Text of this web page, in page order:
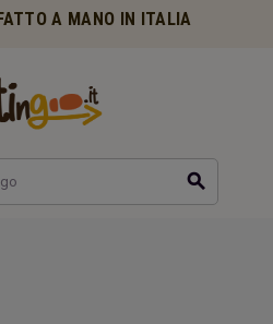
A MANO IN ITALIA
search